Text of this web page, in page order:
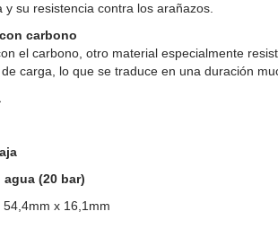
su resistencia contra los arañazos.
carbono
el carbono, otro material especialmente
carga, lo que se traduce en una duración
(20 bar)
x 16,1mm